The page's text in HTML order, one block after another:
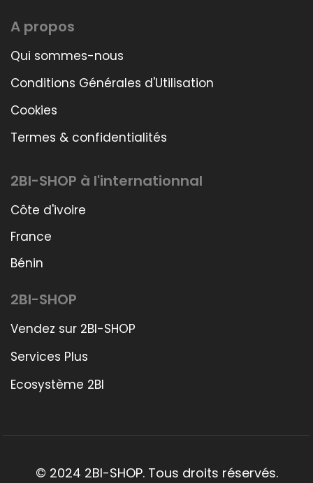
A propos
Qui sommes-nous
Conditions Générales d'Utilisation
Cookies
Termes & confidentialités
2BI-SHOP à l'internationnal
Côte d'ivoire
France
Bénin
2BI-SHOP
Vendez sur 2BI-SHOP
Services Plus
Ecosystème 2BI
© 2024 2BI-SHOP. Tous droits réservés.